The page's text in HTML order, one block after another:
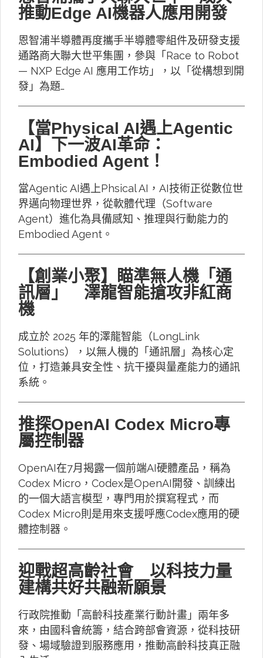
推動Edge AI機器人應用開發
恩智浦半導體再度攜手半導體零組件及研發支援
通路商大聯大世平集團，參與「Race to Robot
— NXP Edge AI 應用工作坊」，以「從構想到開
發」為題…
【當Physical AI遇上Agentic
AI】下一波AI革命：
Embodied Agent！
當Agentic AI遇上Phsical AI，AI技術正從數位世
界邁向物理世界，從軟體代理（Software
Agent）進化為具備感知、推理與行動能力的
Embodied Agent。
【創業小聚】瞄準無人機「通
訊層」 澤龍智能搶攻非紅商
機
成立於 2025 年的澤龍智能（LongLink
Solutions），以無人機的「通訊層」為核心定
位，打造兼具安全性、抗干擾與量產能力的通訊
系統。
推探OpenAI Codex Micro專
屬控制器
OpenAI在7月揭露一個前端AI硬體產品，稱為
Codex Micro，Codex是OpenAI開發、訓練出
的一個大語言模型，專門用於撰寫程式，而
Codex Micro則是用來支援呼應Codex應用的硬
體控制器。
迎戰超高齡社會 以科技力量
建構共好共融新願景
行政院推動「高齡科技產業行動計畫」兩年多
來，由國科會統籌，結合跨部會資源，從科技研
發、場域驗證到服務應用，推動高齡科技真正融